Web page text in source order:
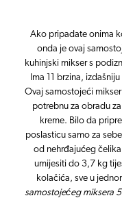
Ako pripadate onima
onda je ovaj
kuhinjski mikser s
Ima 11 brzina,
Ovaj samostojeći
potrebnu za obradu
kreme. Bilo da
poslasticu samo za
od nehrđajućeg
umijesiti do 3,7 kg
kolačića, sve u
samostojećeg miksera